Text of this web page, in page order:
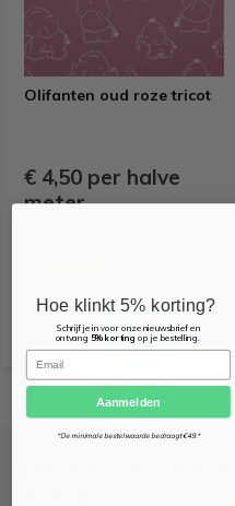
Olifanten oud roze tricot
€ 4,50 per halve
meter
Vergelijk
Hoe klinkt 5% korting?
Schrijf je in voor onze nieuwsbrief en
ontvang 5% kortingop je bestelling.
Email
Aanmelden
*De minimale bestelwaarde bedraagt €49.*